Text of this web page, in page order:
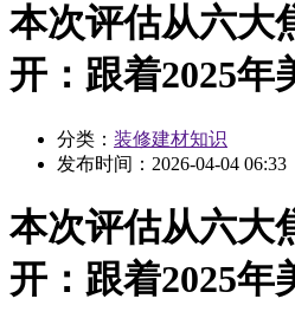
本次评估从六大
开：跟着2025年
分类： 装修建材知识
发布时间： 2026-04-04 06:33
本次评估从六大
开：跟着2025年